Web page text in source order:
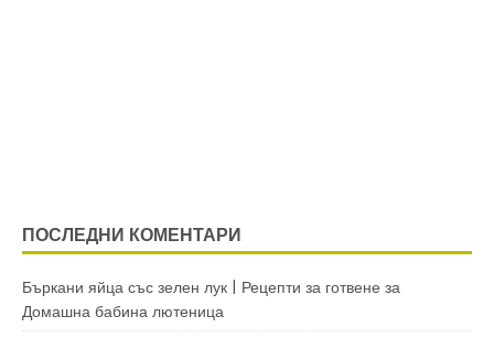
ПОСЛЕДНИ КОМЕНТАРИ
Бъркани яйца със зелен лук | Рецепти за готвене за
Домашна бабина лютеница